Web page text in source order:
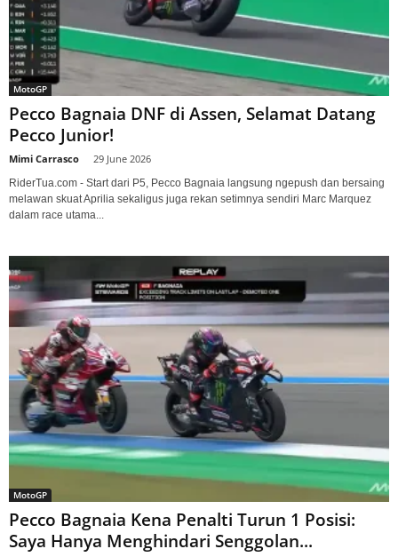
MotoGP
Pecco Bagnaia DNF di Assen, Selamat Datang
Pecco Junior!
Mimi Carrasco 29 June 2026
RiderTua.com - Start dari P5, Pecco Bagnaia langsung ngepush dan bersaing
melawan skuat Aprilia sekaligus juga rekan setimnya sendiri Marc Marquez
dalam race utama...
MotoGP
Pecco Bagnaia Kena Penalti Turun 1 Posisi:
Saya Hanya Menghindari Senggolan...